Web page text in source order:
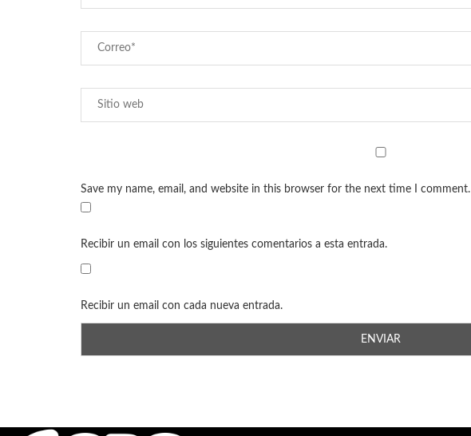
Save my name, email, and website in this browser for the next time I comment.
Recibir un email con los siguientes comentarios a esta entrada.
Recibir un email con cada nueva entrada.